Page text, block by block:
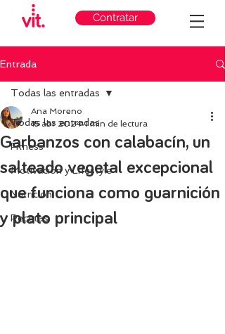
Contratar
Entrada
Todas las entradas
Fitness
Motivación y Lifestyle
Nutricion
Recetas
Todas las entradas
Garbanzos con calabacín, un
salteado vegetal excepcional
que funciona como guarnición
y plato principal
Ana Moreno
15 abr 2024 1 min de lectura